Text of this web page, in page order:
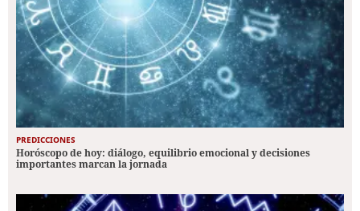
PREDICCIONES
Horóscopo de hoy: diálogo, equilibrio emocional y decisiones
importantes marcan la jornada